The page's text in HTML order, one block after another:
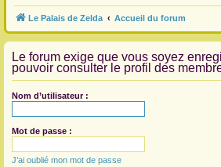
Le Palais de Zelda Accueil du forum
Le forum exige que vous soyez
pouvoir consulter le profil des
Nom d’utilisateur :
Mot de passe :
J’ai oublié mon mot de passe